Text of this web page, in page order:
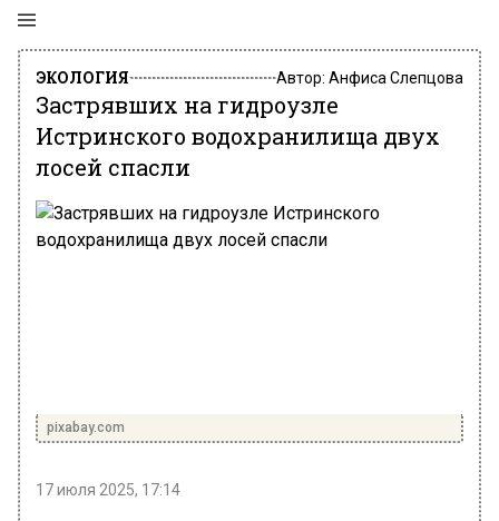
ЭКОЛОГИЯ Автор: Анфиса Слепцова
Застрявших на гидроузле
Истринского водохранилища двух
лосей спасли
pixabay.com
17 июля 2025, 17:14